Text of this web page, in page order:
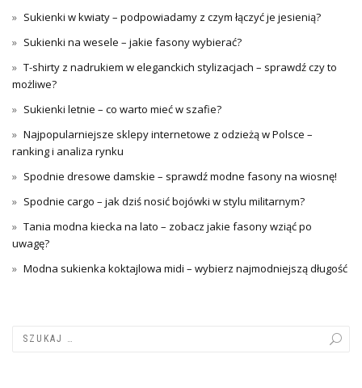
Sukienki w kwiaty – podpowiadamy z czym łączyć je jesienią?
Sukienki na wesele – jakie fasony wybierać?
T-shirty z nadrukiem w eleganckich stylizacjach – sprawdź czy to
możliwe?
Sukienki letnie – co warto mieć w szafie?
Najpopularniejsze sklepy internetowe z odzieżą w Polsce –
ranking i analiza rynku
Spodnie dresowe damskie – sprawdź modne fasony na wiosnę!
Spodnie cargo – jak dziś nosić bojówki w stylu militarnym?
Tania modna kiecka na lato – zobacz jakie fasony wziąć po
uwagę?
Modna sukienka koktajlowa midi – wybierz najmodniejszą długość